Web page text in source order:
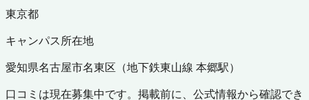
東京都
キャンパス所在地
愛知県名古屋市名東区 （地下鉄東山線 本郷駅）
口コミは現在募集中です。掲載前に、公式情報から確認でき